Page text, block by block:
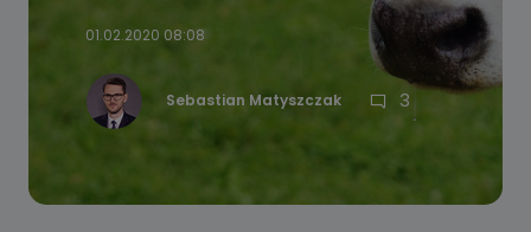
01.02.2020 08:08
Sebastian Matyszczak 3